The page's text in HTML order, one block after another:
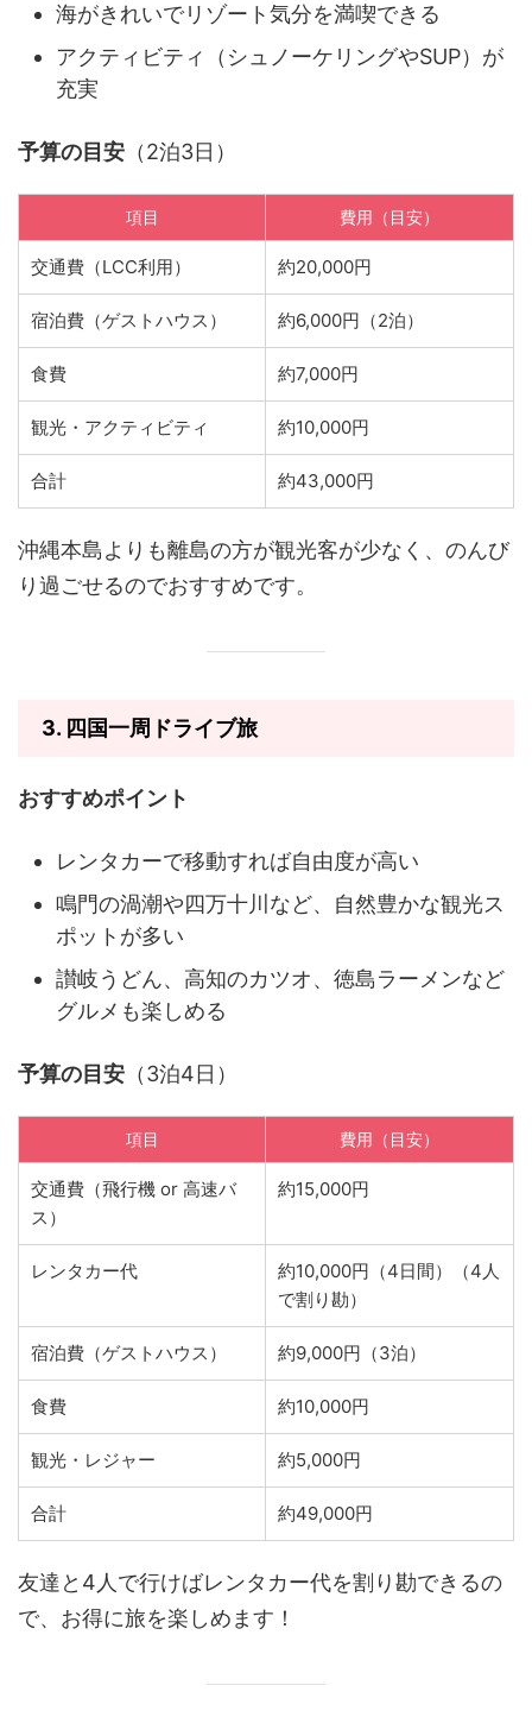
海がきれいでリゾート気分を満喫できる
アクティビティ（シュノーケリングやSUP）が
充実
予算の目安 （2泊3日）
項目 費用（目安）
交通費（LCC利用） 約20,000円
宿泊費（ゲストハウス） 約6,000円（2泊）
食費 約7,000円
観光・アクティビティ 約10,000円
合計 約43,000円
沖縄本島よりも離島の方が観光客が少なく、のんび
り過ごせるのでおすすめです。
3. 四国一周ドライブ旅
おすすめポイント
レンタカーで移動すれば自由度が高い
鳴門の渦潮や四万十川など、自然豊かな観光ス
ポットが多い
讃岐うどん、高知のカツオ、徳島ラーメンなど
グルメも楽しめる
予算の目安 （3泊4日）
項目 費用（目安）
交通費（飛行機 or 高速バ
ス）
約15,000円
レンタカー代
約10,000円（4日間）（4人
で割り勘）
宿泊費（ゲストハウス） 約9,000円（3泊）
食費 約10,000円
観光・レジャー 約5,000円
合計 約49,000円
友達と4人で行けばレンタカー代を割り勘できるの
で、お得に旅を楽しめます！